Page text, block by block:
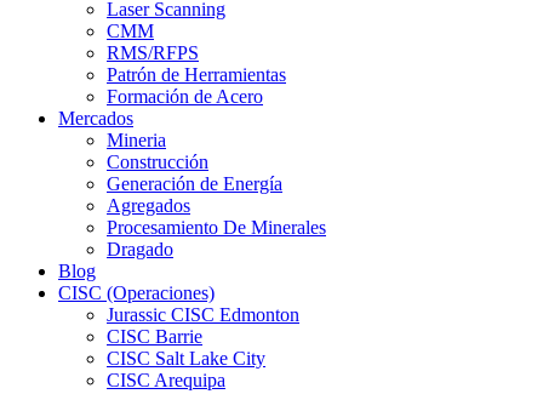
Laser Scanning
CMM
RMS/RFPS
Patrón de Herramientas
Formación de Acero
Mercados
Mineria
Construcción
Generación de Energía
Agregados
Procesamiento De Minerales
Dragado
Blog
CISC (Operaciones)
Jurassic CISC Edmonton
CISC Barrie
CISC Salt Lake City
CISC Arequipa